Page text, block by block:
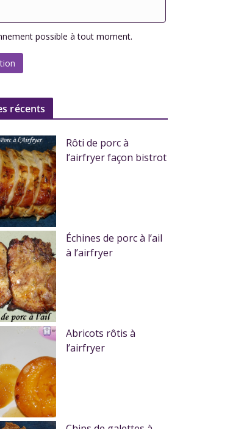
possible à tout moment.
récents
Rôti de porc à
l’airfryer façon bistrot
Échines de porc à l’ail
à l’airfryer
Abricots rôtis à
l’airfryer